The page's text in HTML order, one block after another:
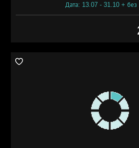
Дата: 13.07 - 31.10 + без